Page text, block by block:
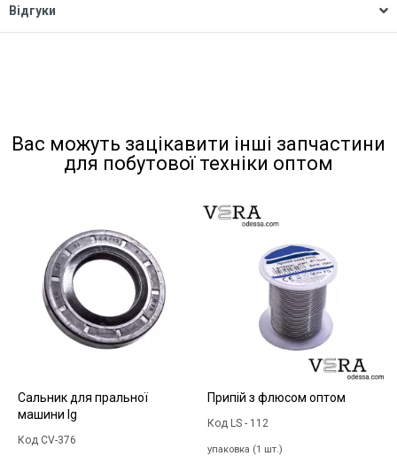
Відгуки
Вас можуть зацікавити інші запчастини
для побутової техніки оптом
Сальник для пральної
машини lg
Код CV-376
Припій з флюсом оптом
Код LS - 112
упаковка (1 шт.)